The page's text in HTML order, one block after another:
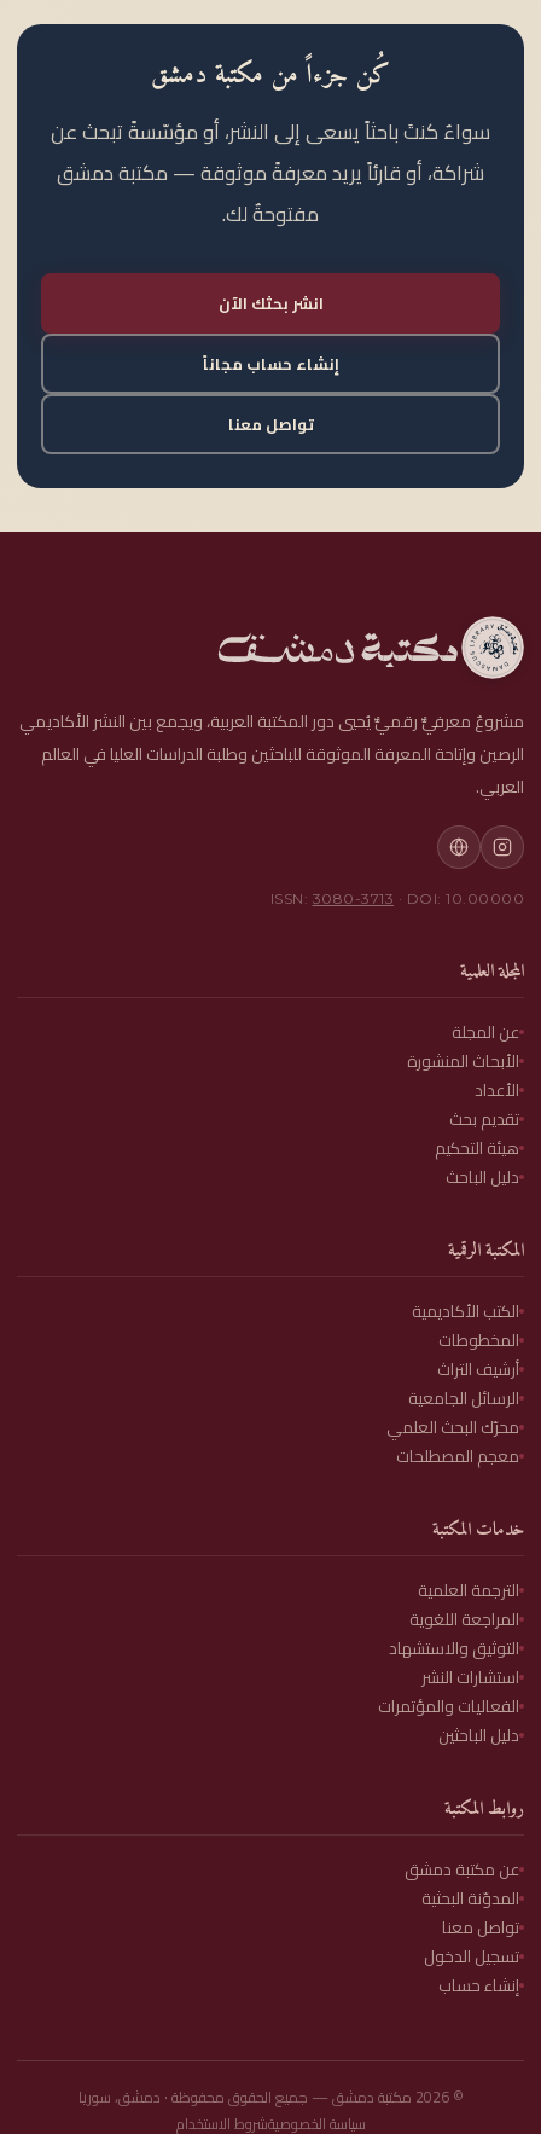
كُن جزءاً من مكتبة دمشق
سواءٌ كنتَ باحثاً يسعى إلى النشر، أو مؤسّسةً تبحث عن
شراكة، أو قارئاً يريد معرفةً موثوقة — مكتبة دمشق
مفتوحةٌ لك.
انشر بحثك الآن
إنشاء حساب مجاناً
تواصل معنا
مشروعٌ معرفيٌّ رقميٌّ يُحيي دور المكتبة العربية، ويجمع بين النشر الأكاديمي
الرصين وإتاحة المعرفة الموثوقة للباحثين وطلبة الدراسات العليا في العالم
العربي.
ISSN: 3080-3713 · DOI: 10.00000
المجلة العلمية
عن المجلة
الأبحاث المنشورة
الأعداد
تقديم بحث
هيئة التحكيم
دليل الباحث
المكتبة الرقمية
الكتب الأكاديمية
المخطوطات
أرشيف التراث
الرسائل الجامعية
محرّك البحث العلمي
معجم المصطلحات
خدمات المكتبة
الترجمة العلمية
المراجعة اللغوية
التوثيق والاستشهاد
استشارات النشر
الفعاليات والمؤتمرات
دليل الباحثين
روابط المكتبة
عن مكتبة دمشق
المدوّنة البحثية
تواصل معنا
تسجيل الدخول
إنشاء حساب
©
2026 مكتبة دمشق — جميع الحقوق محفوظة · دمشق، سوريا
سياسة الخصوصيةشروط الاستخدام